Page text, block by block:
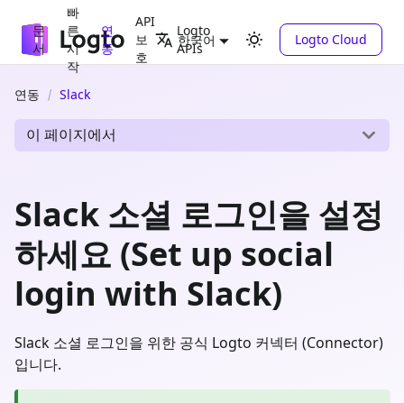
문
서
빠
른
시
작
연
동
API
보
호
Logto
APIs
한국어 Logto Cloud
연동 Slack
이 페이지에서
Slack 소셜 로그인을 설정
하세요 (Set up social
login with Slack)
Slack 소셜 로그인을 위한 공식 Logto 커넥터 (Connector)
입니다.